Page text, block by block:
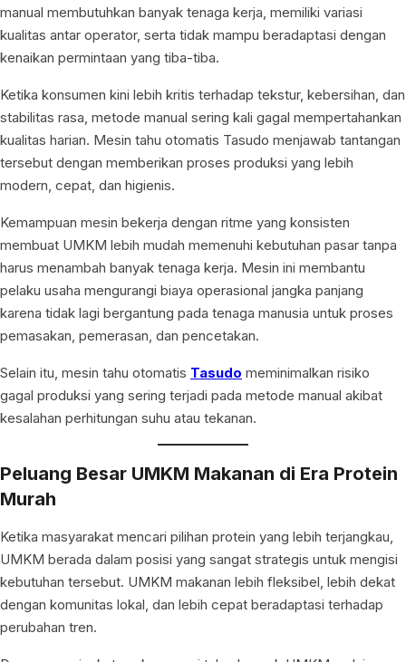
manual membutuhkan banyak tenaga kerja, memiliki variasi
kualitas antar operator, serta tidak mampu beradaptasi dengan
kenaikan permintaan yang tiba-tiba.
Ketika konsumen kini lebih kritis terhadap tekstur, kebersihan, dan
stabilitas rasa, metode manual sering kali gagal mempertahankan
kualitas harian. Mesin tahu otomatis Tasudo menjawab tantangan
tersebut dengan memberikan proses produksi yang lebih
modern, cepat, dan higienis.
Kemampuan mesin bekerja dengan ritme yang konsisten
membuat UMKM lebih mudah memenuhi kebutuhan pasar tanpa
harus menambah banyak tenaga kerja. Mesin ini membantu
pelaku usaha mengurangi biaya operasional jangka panjang
karena tidak lagi bergantung pada tenaga manusia untuk proses
pemasakan, pemerasan, dan pencetakan.
Selain itu, mesin tahu otomatis Tasudo meminimalkan risiko
gagal produksi yang sering terjadi pada metode manual akibat
kesalahan perhitungan suhu atau tekanan.
Peluang Besar UMKM Makanan di Era Protein
Murah
Ketika masyarakat mencari pilihan protein yang lebih terjangkau,
UMKM berada dalam posisi yang sangat strategis untuk mengisi
kebutuhan tersebut. UMKM makanan lebih fleksibel, lebih dekat
dengan komunitas lokal, dan lebih cepat beradaptasi terhadap
perubahan tren.